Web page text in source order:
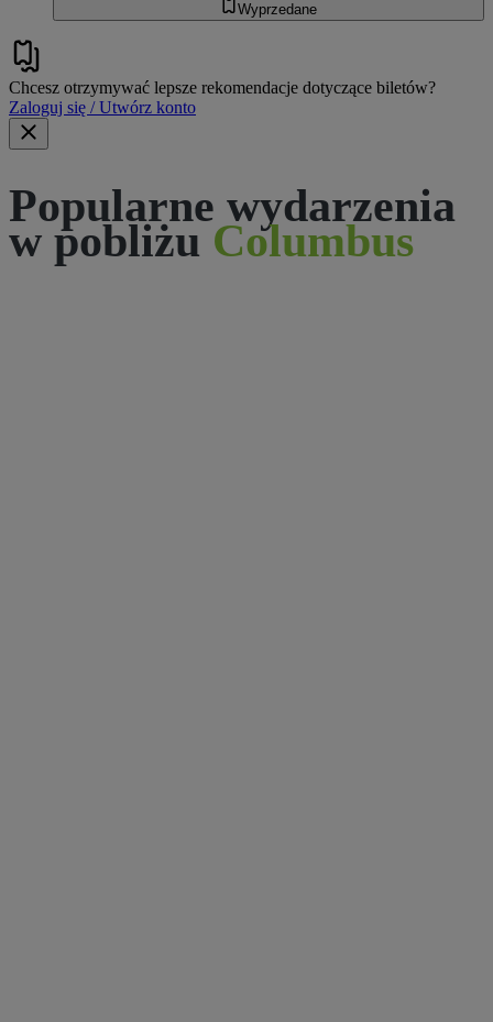
Wyprzedane
Chcesz otrzymywać lepsze rekomendacje dotyczące biletów?
Zaloguj się / Utwórz konto
Popularne wydarzenia
w pobliżu Columbus